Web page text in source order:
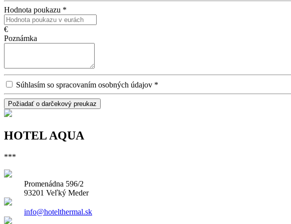
Hodnota poukazu *
€
Poznámka
Súhlasím so spracovaním osobných údajov *
Požiadať o darčekový preukaz
HOTEL AQUA
***
Promenádna 596/2
93201 Veľký Meder
info@hotelthermal.sk